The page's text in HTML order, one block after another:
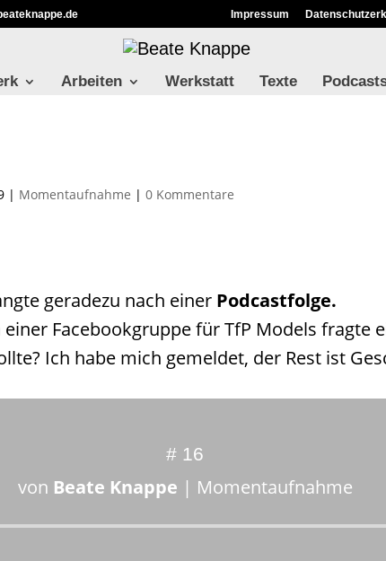
Impressum
Arbeiten Werkstatt Texte
| Momentaufnahme |0 Kommentare
geradezu nach einer Podcastfolge.
einer Facebookgruppe fürTfP Models fragte
Ich habe mich gemeldet, der Rest ist
# 16
von Beate Knappe | Momentaufnahme
Audio-